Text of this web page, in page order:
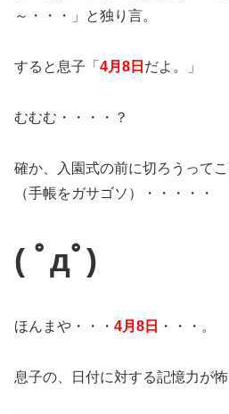
～・・・」と独り言。
すると息子「 4月8日 だよ。」
むむむ・・・・？
確か、入園式の前に切ろうって
（手帳をガサゴソ）・・・・・
( ﾟдﾟ)
ほんまや・・・ 4月8日 ・・・。
息子の、日付に対する記憶力が怖